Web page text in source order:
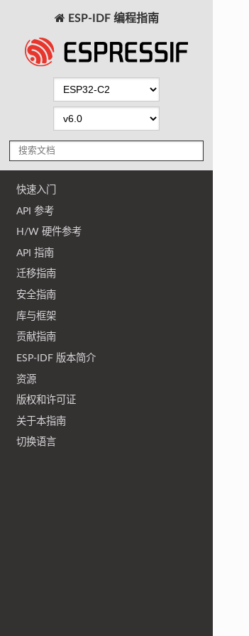
ESP-IDF 编程指南
快速入门
API 参考
H/W 硬件参考
API 指南
迁移指南
安全指南
库与框架
贡献指南
ESP-IDF 版本简介
资源
版权和许可证
关于本指南
切换语言